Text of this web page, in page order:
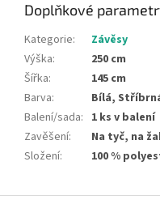
Doplňkové
Kategorie:
Závěsy
Výška:
250 cm
Šířka:
145 cm
Barva:
Bílá,
Balení/sada: 1 ks v balení
Zavěšení:
Na tyč, na
Složení: 100 %